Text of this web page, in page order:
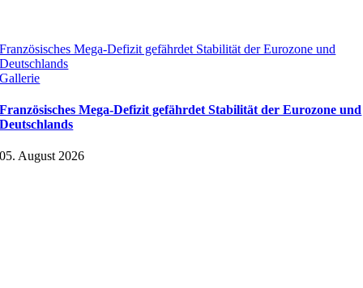
Französisches Mega-Defizit gefährdet Stabilität der Eurozone und
Deutschlands
Gallerie
Französisches Mega-Defizit gefährdet Stabilität der Eurozone und
Deutschlands
05. August 2026